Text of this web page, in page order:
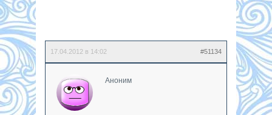
17.04.2012 в 14:02 #51134
Аноним